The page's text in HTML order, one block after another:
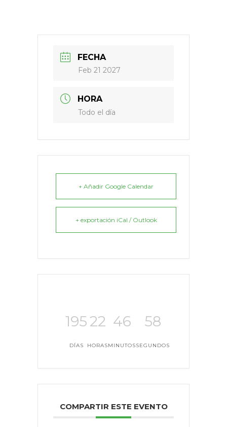
FECHA
Feb 21 2027
HORA
Todo el día
+ Añadir Google Calendar
+ exportación iCal / Outlook
195
DÍAS
22
HORAS
46
MINUTOS
58
SEGUNDOS
COMPARTIR ESTE EVENTO